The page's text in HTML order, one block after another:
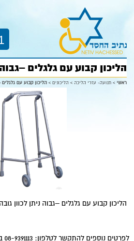
הליכון קבוע עם גלגלים –גבוה
ראשי > תנועה- עזרי הליכה > הליכונים > הליכון קבוע עם גלגלים
הליכון קבוע עם גלגלים –גבוה ניתן לכוון